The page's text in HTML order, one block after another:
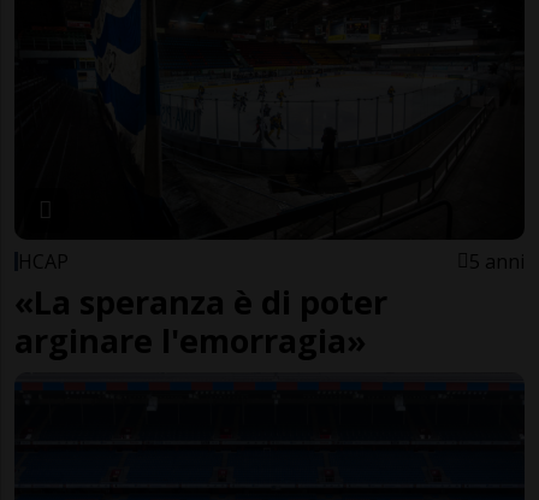
HCAP 5 anni
«La speranza è di poter
arginare l'emorragia»